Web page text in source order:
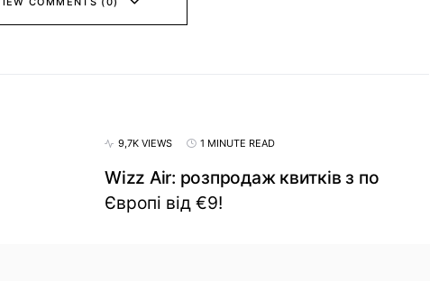
9,7K VIEWS 1 MINUTE READ
Wizz Air: розпродаж квитків з по
Європі від €9!